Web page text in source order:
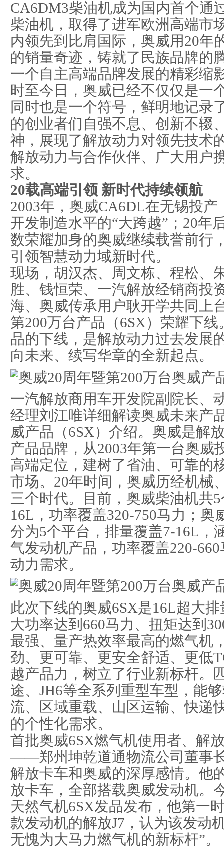
CA6DM3柴油机成为国内首个通
柴油机，取得了进军欧洲高端
内领先到比肩国际，奥威用20年
的销量奇迹，铸就了民族品牌的
一个自主高端品牌发展的精彩缩
时至今日，奥威已经不仅仅是一
同时也是一个符号，鲜明地记录
的创业者们自强不息、创新不辍
神，展现了解放动力对领先技术
解放动力与合作伙伴、广大用户
求。
20载高端引领 新时代持续领航
2003年，奥威CA6DL在无锡投
开发制造水平的“大跨越”；20年
数荣耀加身的奥威继续载誉前行
引领智慧动力域新时代。
现场，胡汉杰、周文栋、程松、
胜、钱恒荣、一汽解放经销商投
海、奥威传承用户耿开学共同上
第200万台产品（6SX）荣耀下
品的下线，是解放动力过去发展
向未来、续写华章的全新起点。
一汽解放商用车开发院副院长、
经理刘江唯详细解读奥威未来产
威产品（6SX）介绍。奥威是解
产品品牌，从2003年第一台奥威
高端定位，建树了省油、可靠的
市场。20年时间，奥威历经机械
三个时代。目前，奥威柴油机共
16L，功率覆盖320-750马力；奥
分为5个平台，排量覆盖7-16L，
气发动机产品，功率覆盖220-
动力需求。
此次下线的奥威6SX是16L超大
大功率达到660马力、扭矩达到
最强、量产热效率最高的燃气机
劲、更可靠、更安全舒适、更低
越产品力，树立了行业新标杆。
途、JH6等全系列重型车型，能
流、区域重载、山区运输、快递
的个性化需求。
首批奥威6SX燃气机使用者、解
——郑州坤乾道通物流公司董事
解放卡车和奥威的深厚感情。他
放卡车，全部搭载奥威发动机。
天然气机6SX发品发布，他第一
款发动机的解放J7，认为该发动
无愧为大马力燃气机的新标杆”。